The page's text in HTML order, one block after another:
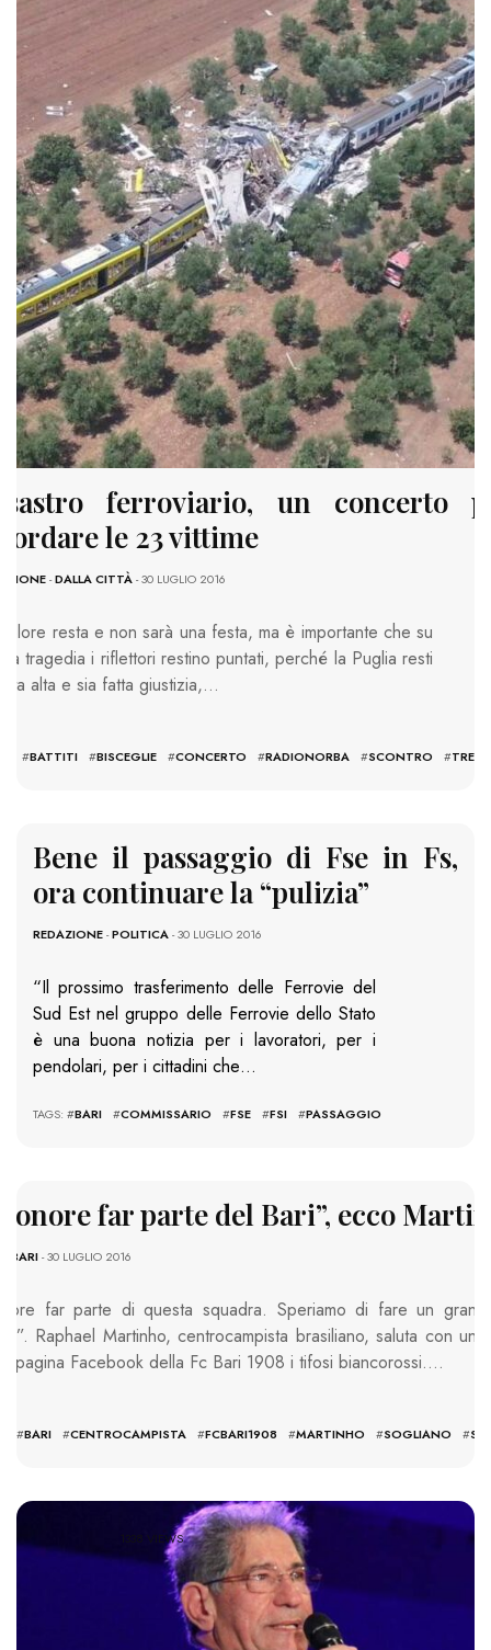
ferroviario, un concerto
le 23 vittime
-DALLA CITTÀ- 30 LUGLIO 2016
resta e non sarà una festa, ma è importante che su
tragedia i riflettori restino puntati, perché la Puglia resti
alta e sia fatta giustizia,…
#BATTITI #BISCEGLIE #CONCERTO #RADIONORBA #SCONTRO #TRENI
Bene il passaggio di Fse in Fs,
ora continuare la “pulizia”
REDAZIONE-POLITICA- 30 LUGLIO 2016
“Il prossimo trasferimento delle Ferrovie del
Sud Est nel gruppo delle Ferrovie dello Stato
è una buona notizia per i lavoratori, per i
pendolari, per i cittadini che…
TAGS: #BARI #COMMISSARIO #FSE #FSI #PASSAGGIO
onore far parte del Bari”, ecco
BARI- 30 LUGLIO 2016
far parte di questa squadra. Speriamo di fare un gran
Raphael Martinho, centrocampista brasiliano, saluta con un
pagina Facebook della Fc Bari 1908 i tifosi biancorossi….
#BARI #CENTROCAMPISTA #FCBARI1908 #MARTINHO #SOGLIANO #
1338 VIEWS